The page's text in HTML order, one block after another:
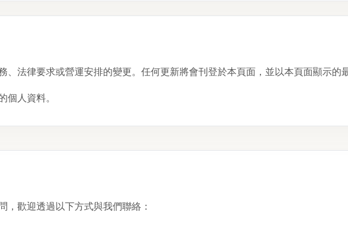
法律要求或營運安排的變更。任何更新將會刊登於本頁面，並以本頁面顯示的
個人資料。
，歡迎透過以下方式與我們聯絡：